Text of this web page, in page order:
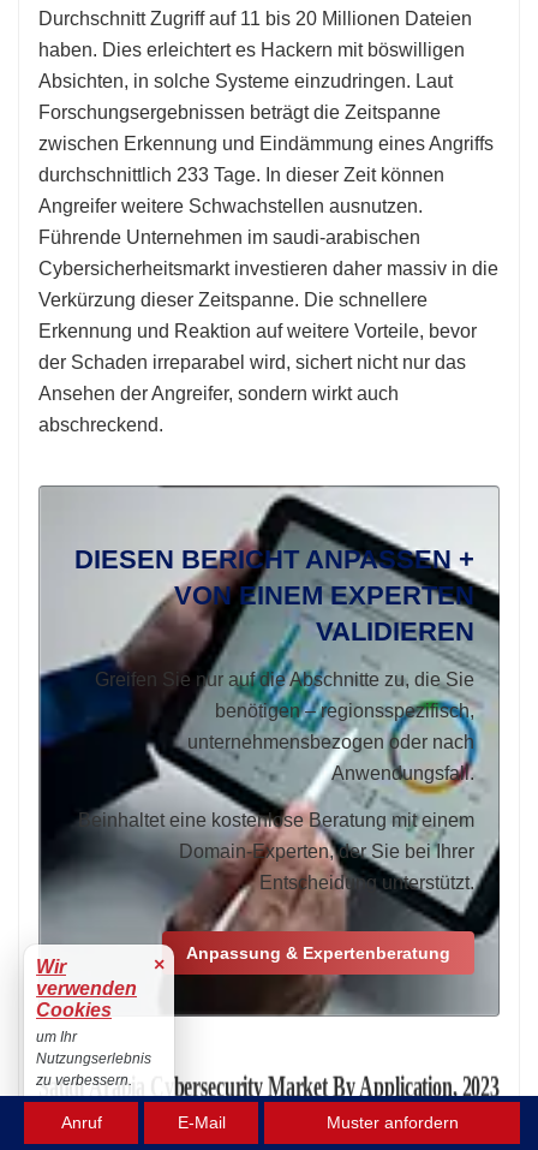
Durchschnitt Zugriff auf 11 bis 20 Millionen Dateien
haben. Dies erleichtert es Hackern mit böswilligen
Absichten, in solche Systeme einzudringen. Laut
Forschungsergebnissen beträgt die Zeitspanne
zwischen Erkennung und Eindämmung eines Angriffs
durchschnittlich 233 Tage. In dieser Zeit können
Angreifer weitere Schwachstellen ausnutzen.
Führende Unternehmen im saudi-arabischen
Cybersicherheitsmarkt investieren daher massiv in die
Verkürzung dieser Zeitspanne. Die schnellere
Erkennung und Reaktion auf weitere Vorteile, bevor
der Schaden irreparabel wird, sichert nicht nur das
Ansehen der Angreifer, sondern wirkt auch
abschreckend.
DIESEN BERICHT ANPASSEN +
VON EINEM EXPERTEN
VALIDIEREN
Greifen Sie nur auf die Abschnitte zu, die Sie
benötigen – regionsspezifisch,
unternehmensbezogen oder nach
Anwendungsfall.
Beinhaltet eine kostenlose Beratung mit einem
Domain-Experten, der Sie bei Ihrer
Entscheidung unterstützt.
Anpassung & Expertenberatung
Anruf E-Mail Muster anfordern
Wir
verwenden
Cookies
×
um Ihr
Nutzungserlebnis
zu verbessern.